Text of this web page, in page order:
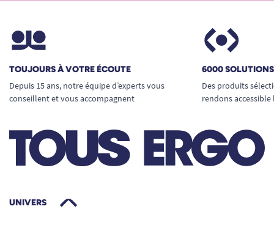
TOUJOURS À VOTRE ÉCOUTE
Depuis 15 ans, notre équipe d’experts vous
conseillent et vous accompagnent
6000
Des produits
rendons
UNIVERS